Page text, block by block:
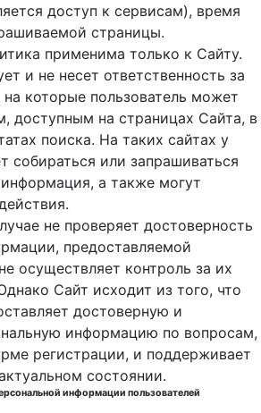
доступ к cервисам), время
страницы.
применима только к Сайту.
и не несет ответственность за
которые пользователь может
доступным на страницах Сайта, в
поиска. На таких сайтах у
собираться или запрашиваться
а также могут
не проверяет достоверность
предоставляемой
осуществляет контроль за их
Сайт исходит из того, что
достоверную и
информацию по вопросам,
регистрации, и поддерживает
состоянии.
информации пользователей